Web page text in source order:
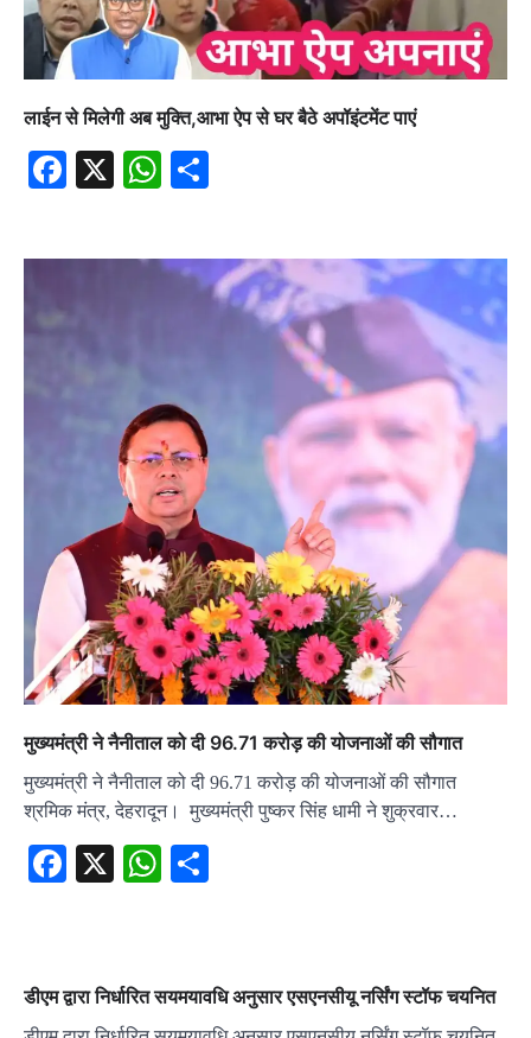
लाईन से मिलेगी अब मुक्ति,आभा ऐप से घर बैठे अपॉइंटमेंट पाएं
Facebook
X WhatsApp
मुख्यमंत्री ने नैनीताल को दी 96.71 करोड़ की योजनाओं की सौगात
मुख्यमंत्री ने नैनीताल को दी 96.71 करोड़ की योजनाओं की सौगात
श्रमिक मंत्र, देहरादून। मुख्यमंत्री पुष्कर सिंह धामी ने शुक्रवार…
Facebook
X WhatsApp
डीएम द्वारा निर्धारित सयमयावधि अनुसार एसएनसीयू नर्सिंग स्टॉफ चयनित